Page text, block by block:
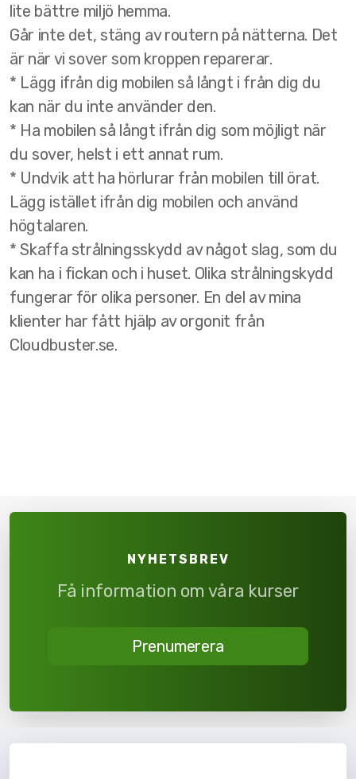
lite bättre miljö hemma.
Går inte det, stäng av routern på nätterna. Det
är när vi sover som kroppen reparerar.
* Lägg ifrån dig mobilen så långt i från dig du
kan när du inte använder den.
* Ha mobilen så långt ifrån dig som möjligt när
du sover, helst i ett annat rum.
* Undvik att ha hörlurar från mobilen till örat.
Lägg istället ifrån dig mobilen och använd
högtalaren.
* Skaffa strålningsskydd av något slag, som du
kan ha i fickan och i huset. Olika strålningskydd
fungerar för olika personer. En del av mina
klienter har fått hjälp av orgonit från
Cloudbuster.se.
NYHETSBREV
Få information om våra kurser
Prenumerera